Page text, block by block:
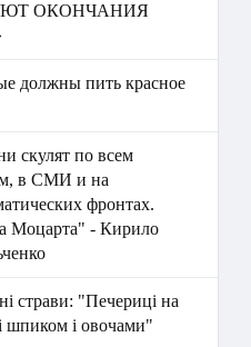
ОКОНЧАНИЯ
должны пить красное
скулят по всем
в СМИ и на
фронтах.
Моцарта" - Кирило
страви: "Печериці на
шпиком і овочами"